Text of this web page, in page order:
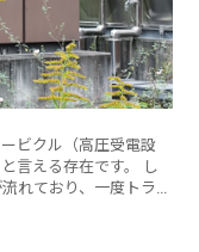
ビクル（高圧受電設
言える存在です。 し
れており、一度トラブ